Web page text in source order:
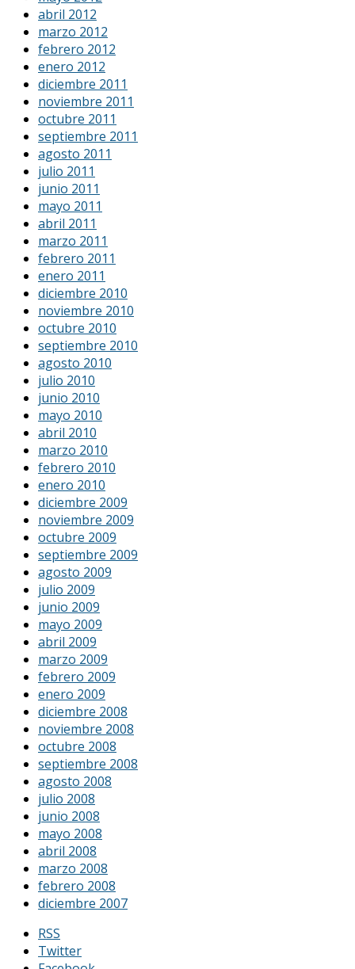
abril 2012
marzo 2012
febrero 2012
enero 2012
diciembre 2011
noviembre 2011
octubre 2011
septiembre 2011
agosto 2011
julio 2011
junio 2011
mayo 2011
abril 2011
marzo 2011
febrero 2011
enero 2011
diciembre 2010
noviembre 2010
octubre 2010
septiembre 2010
agosto 2010
julio 2010
junio 2010
mayo 2010
abril 2010
marzo 2010
febrero 2010
enero 2010
diciembre 2009
noviembre 2009
octubre 2009
septiembre 2009
agosto 2009
julio 2009
junio 2009
mayo 2009
abril 2009
marzo 2009
febrero 2009
enero 2009
diciembre 2008
noviembre 2008
octubre 2008
septiembre 2008
agosto 2008
julio 2008
junio 2008
mayo 2008
abril 2008
marzo 2008
febrero 2008
diciembre 2007
RSS
Twitter